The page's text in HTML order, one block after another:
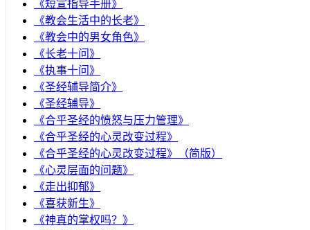
《短宣指导手册》
《教会生活中的长老》
《教会中的男女角色》
《长老十问》
《执事十问》
《圣经辅导简介》
《圣经辅导》
​《合乎圣经的愤怒与压力管理》
《合乎圣经的心灵改变过程》
《合乎圣经的心灵改变过程》（简版）
《心灵层面的问题》
《走出抑郁》
《喜获新生》
《神真的掌权吗？》